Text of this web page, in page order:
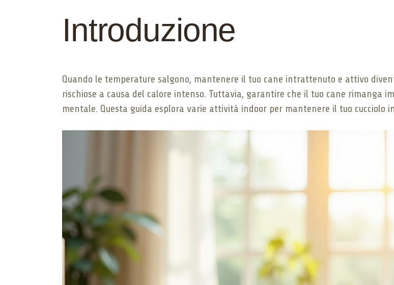
Introduzione
Quando le temperature salgono, mantenere il tuo cane intrattenuto e attivo
rischiose a causa del calore intenso. Tuttavia, garantire che il tuo cane rimanga
mentale. Questa guida esplora varie attività indoor per mantenere il tuo